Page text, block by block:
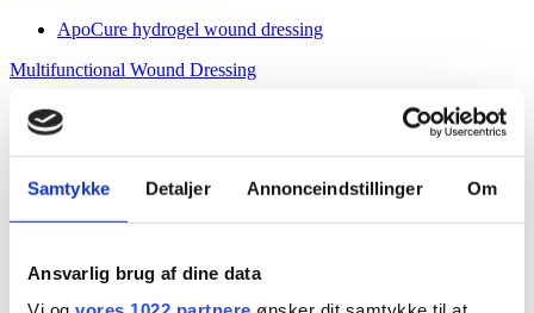
Samtykke Detaljer Annonceindstillinger Om
Ansvarlig brug af dine data
ApoCure hydrogel wound dressing
Multifunctional Wound Dressing
PolyMem®
Spycra Protect
Curea Clean